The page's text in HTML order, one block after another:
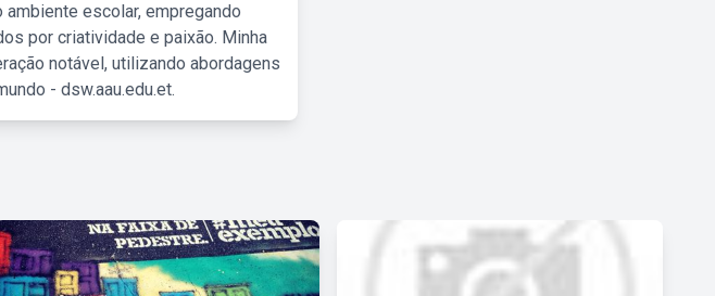
escolar, empregando
por criatividade e paixão. Minha
notável, utilizando abordagens
- dsw.aau.edu.et.